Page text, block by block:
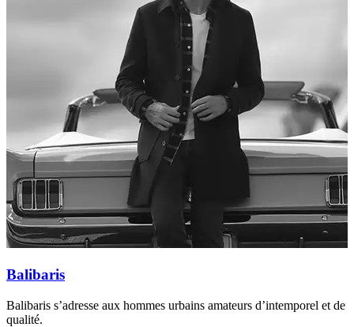
Balibaris
Balibaris s’adresse aux hommes urbains amateurs d’intemporel et de
qualité.